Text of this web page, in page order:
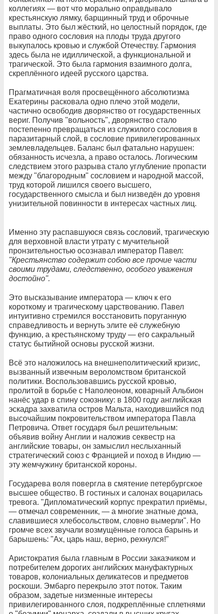
коллегиях — вот что морально оправдывало
крестьянскую лямку, барщинный труд и оброчные
выплаты. Это был жёсткий, но целостный порядок, где
право одного сословия на плоды труда другого
выкупалось кровью и службой Отечеству. Гармония
здесь была не идиллической, а функциональной и
трагической. Это была гармония взаимного долга,
скреплённого идеей русского царства.
Прагматичная воля просвещённого абсолютизма
Екатерины расковала одно плечо этой модели,
частично освободив дворянство от государственных
вериг. Получив "вольность", дворянство стало
постепенно превращаться из служилого сословия в
паразитарный слой, в сословие привилегированных
землевладельцев. Баланс был фатально нарушен:
обязанность исчезла, а право осталось. Логическим
следствием этого разрыва стало углубление пропасти
между "благородным" сословием и народной массой,
труд которой лишился своего высшего,
государственного смысла и был низведён до уровня
унизительной повинности в интересах частных лиц.
Именно эту распавшуюся связь сословий, трагическую
для верховной власти утрату с мучительной
пронзительностью осознавал император Павел:
"Крестьянство содержит собою все прочие части
своими трудами, следственно, особого уважения
достойно".
Это высказывание императора — ключ к его
короткому и трагическому царствованию. Павел
интуитивно стремился восстановить поруганную
справедливость и вернуть элите её служебную
функцию, а крестьянскому труду — его сакральный
статус бытийной основы русской жизни.
Всё это наложилось на внешнеполитический кризис,
вызванный извечным вероломством британской
политики. Воспользовавшись русской кровью,
пролитой в борьбе с Наполеоном, коварный Альбион
нанёс удар в спину союзнику: в 1800 году английская
эскадра захватила остров Мальта, находившийся под
высочайшим покровительством императора Павла
Петровича. Ответ государя был решительным:
объявив войну Англии и наложив секвестр на
английские товары, он замыслил неслыханный
стратегический союз с Францией и поход в Индию —
эту жемчужину британской короны.
Государева воля повергла в смятение петербургское
высшее общество. В гостиных и салонах воцарилась
тревога. "Дипломатический корпус прекратил приёмы,
— отмечал современник, — а многие знатные дома,
славившиеся хлебосольством, словно вымерли". Но
громче всех звучали возмущённые голоса барынь и
барышень: "Ах, царь наш, верно, рехнулся!"
Аристократия была главным в России заказчиком и
потребителем дорогих английских мануфактурных
товаров, колониальных деликатесов и предметов
роскоши. Эмбарго перекрыло этот поток. Таким
образом, задетые низменные интересы
привилегированного слоя, подкреплённые сплетнями